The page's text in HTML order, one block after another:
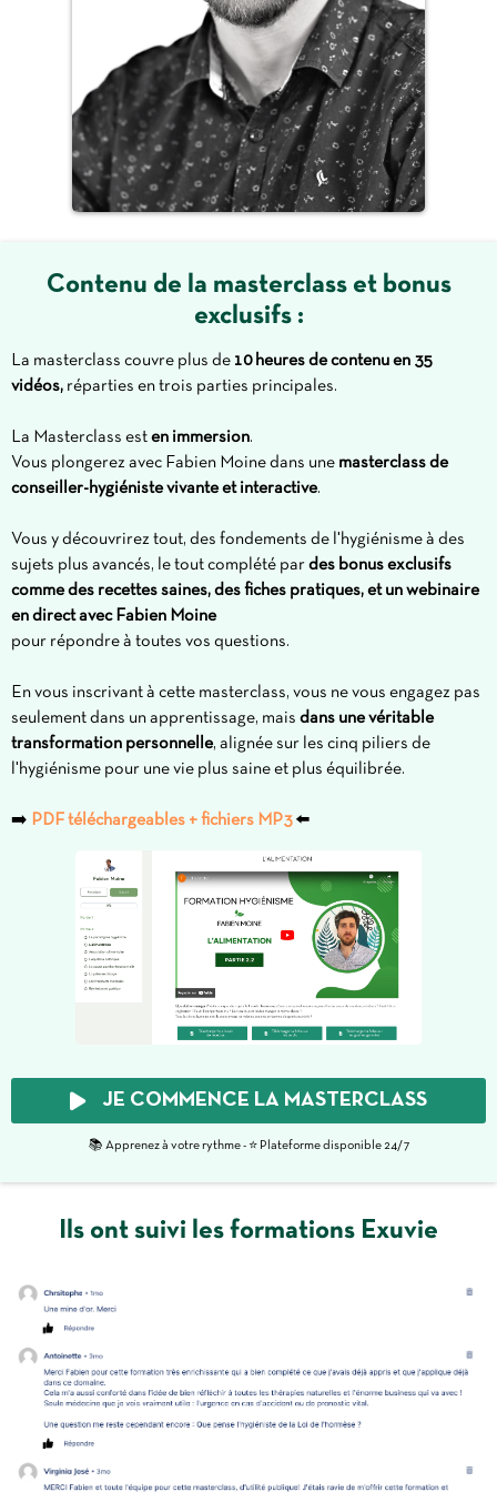
Contenu de la masterclass et bonus
exclusifs :
La masterclass couvre plus de 10 heures de contenu en 35
vidéos, réparties en trois parties principales.
La Masterclass est en immersion.
Vous plongerez avec Fabien Moine dans une masterclass de
conseiller-hygiéniste vivante et interactive.
Vous y découvrirez tout, des fondements de l'hygiénisme à des
sujets plus avancés, le tout complété par des bonus exclusifs
comme des recettes saines, des fiches pratiques, et un webinaire
en direct avec Fabien Moine
pour répondre à toutes vos questions.
En vous inscrivant à cette masterclass, vous ne vous engagez pas
seulement dans un apprentissage, mais dans une véritable
transformation personnelle, alignée sur les cinq piliers de
l'hygiénisme pour une vie plus saine et plus équilibrée.
➡️ PDF téléchargeables + fichiers MP3⬅️
JE COMMENCE LA MASTERCLASS
📚 Apprenez à votre rythme - ⭐️ Plateforme disponible 24/7
Ils ont suivi les formations Exuvie